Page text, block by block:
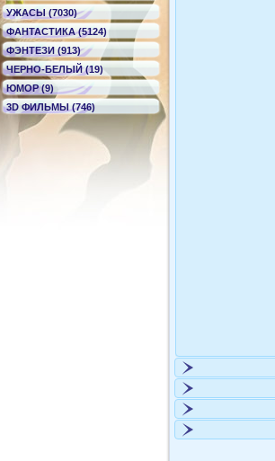
УЖАСЫ (7030)
ФАНТАСТИКА (5124)
ФЭНТЕЗИ (913)
ЧЕРНО-БЕЛЫЙ (19)
ЮМОР (9)
3D ФИЛЬМЫ (746)